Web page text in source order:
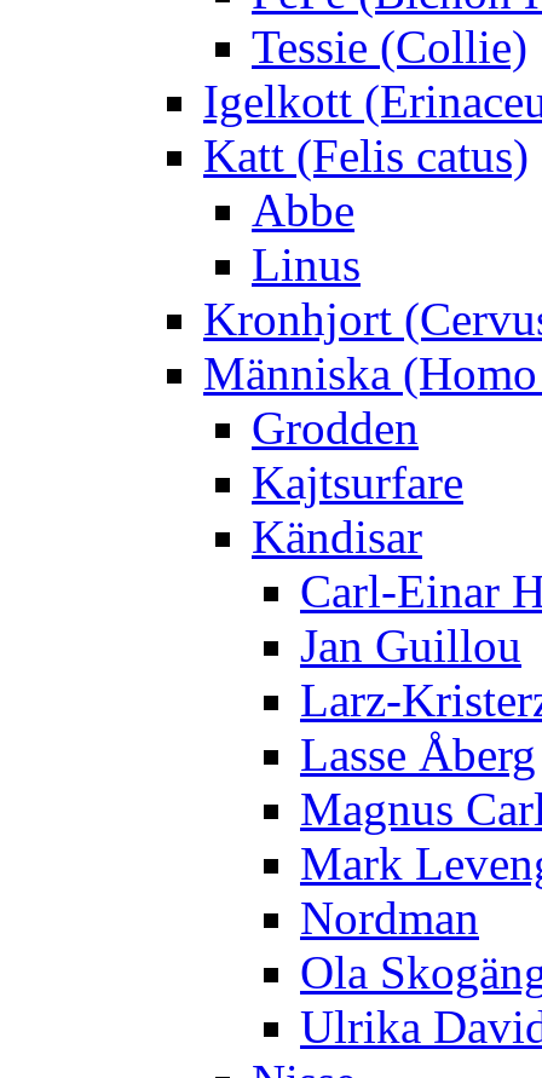
Tessie (Collie)
Igelkott
Katt (Felis catus)
Abbe
Linus
Kronhjort
Människa
Grodden
Kajtsurfare
Kändisar
Carl-Einar
Jan Guillou
Larz-
Lasse Åberg
Magnus
Mark
Nordman
Ola
Ulrika